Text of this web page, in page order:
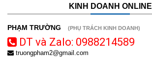
KINH DOANH ONLINE
PHẠM TRƯỜNG (PHỤ TRÁCH KINH DOANH)
DT và Zalo: 0988214589
truongpham2@gmail.com